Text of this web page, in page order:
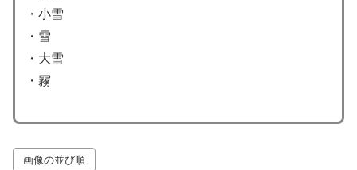
・小雪
・雪
・大雪
・霧
画像の並び順